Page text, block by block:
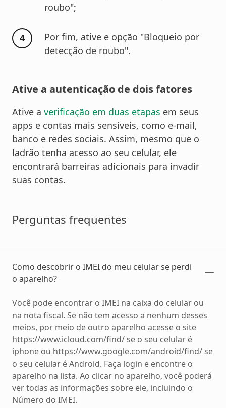
roubo";
Por fim, ative e opção "Bloqueio por
detecção de roubo".
Ative a autenticação de dois fatores
Ative a verificação em duas etapas em seus
apps e contas mais sensíveis, como e-mail,
banco e redes sociais. Assim, mesmo que o
ladrão tenha acesso ao seu celular, ele
encontrará barreiras adicionais para invadir
suas contas.
Perguntas frequentes
Como descobrir o IMEI do meu celular se perdi
o aparelho?
Você pode encontrar o IMEI na caixa do celular ou
na nota fiscal. Se não tem acesso a nenhum desses
meios, por meio de outro aparelho acesse o site
https://www.icloud.com/find/ se o seu celular é
iphone ou https://www.google.com/android/find/ se
o seu celular é Android. Faça login e encontre o
aparelho na lista. Ao clicar no aparelho, você poderá
ver todas as informações sobre ele, incluindo o
Número do IMEI.